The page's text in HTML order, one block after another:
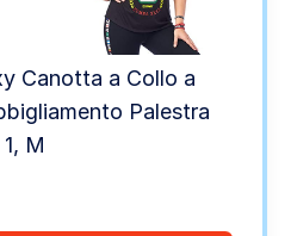
Canotta a Collo a
Palestra
M